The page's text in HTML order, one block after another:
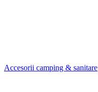
Accesorii camping & sanitare